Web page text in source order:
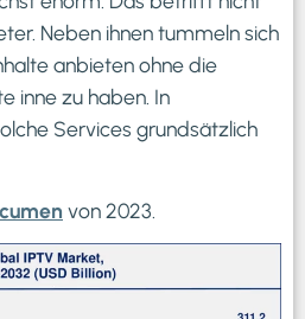
Neben ihnen tummeln sich
anbieten ohne die
inne zu haben. In
Services grundsätzlich
von 2023.